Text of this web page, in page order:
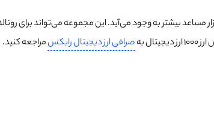
به
صرافی ارز دیجیتال رابکسمراجعه کنید.